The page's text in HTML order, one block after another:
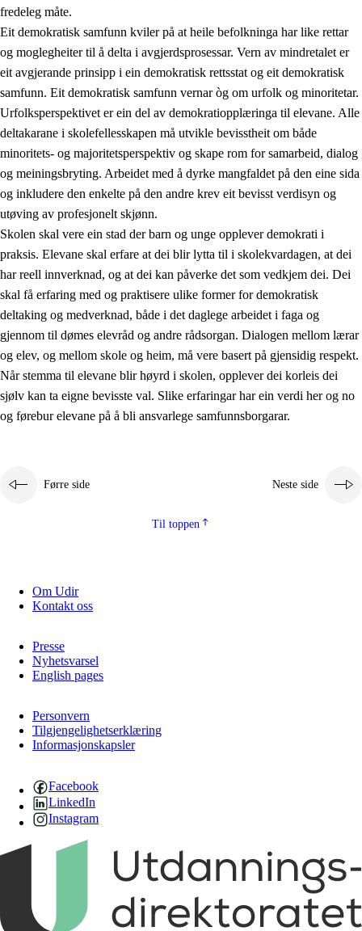
1.3 Kritisk tenking og etisk bevisstheit
1.4 Skaparglede, engasjement og utforskartrong
1.5 Respekt for naturen og miljøbevisstheit
fredeleg måte.
Eit demokratisk samfunn kviler på at heile befolkninga har like rettar
og moglegheiter til å delta i avgjerdsprosessar. Vern av mindretalet er
eit avgjerande prinsipp i ein demokratisk rettsstat og eit demokratisk
samfunn. Eit demokratisk samfunn vernar òg om urfolk og minoritetar.
Urfolksperspektivet er ein del av demokratiopplæringa til elevane. Alle
deltakarane i skolefellesskapen må utvikle bevisstheit om både
minoritets- og majoritetsperspektiv og skape rom for samarbeid, dialog
og meiningsbryting. Arbeidet med å dyrke mangfaldet på den eine sida
og inkludere den enkelte på den andre krev eit bevisst verdisyn og
utøving av profesjonelt skjønn.
Skolen skal vere ein stad der barn og unge opplever demokrati i
praksis. Elevane skal erfare at dei blir lytta til i skolekvardagen, at dei
har reell innverknad, og at dei kan påverke det som vedkjem dei. Dei
skal få erfaring med og praktisere ulike former for demokratisk
deltaking og medverknad, både i det daglege arbeidet i faga og
gjennom til dømes elevråd og andre rådsorgan. Dialogen mellom lærar
og elev, og mellom skole og heim, må vere basert på gjensidig respekt.
Når stemma til elevane blir høyrd i skolen, opplever dei korleis dei
sjølv kan ta eigne bevisste val. Slike erfaringar har ein verdi her og no
og førebur elevane på å bli ansvarlege samfunnsborgarar.
Førre side Neste side
Til toppen
Om Udir
Kontakt oss
Presse
Nyhetsvarsel
English pages
Personvern
Tilgjengelighetserklæring
Informasjonskapsler
Facebook
LinkedIn
Instagram